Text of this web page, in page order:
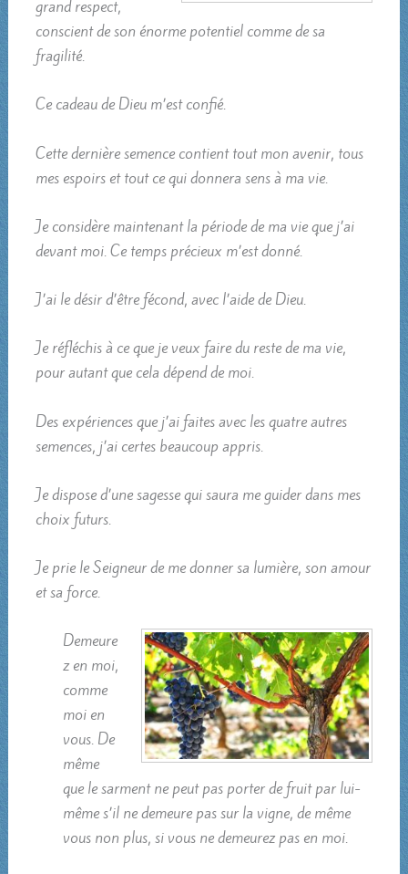
grand respect,
conscient de son énorme potentiel comme de sa
fragilité.
Ce cadeau de Dieu m’est confié.
Cette dernière semence contient tout mon avenir, tous
mes espoirs et tout ce qui donnera sens à ma vie.
Je considère maintenant la période de ma vie que j’ai
devant moi. Ce temps précieux m’est donné.
J’ai le désir d’être fécond, avec l’aide de Dieu.
Je réfléchis à ce que je veux faire du reste de ma vie,
pour autant que cela dépend de moi.
Des expériences que j’ai faites avec les quatre autres
semences, j’ai certes beaucoup appris.
Je dispose d’une sagesse qui saura me guider dans mes
choix futurs.
Je prie le Seigneur de me donner sa lumière, son amour
et sa force.
Demeure
z en moi,
comme
moi en
vous. De
même
que le sarment ne peut pas porter de fruit par lui-
même s’il ne demeure pas sur la vigne, de même
vous non plus, si vous ne demeurez pas en moi.